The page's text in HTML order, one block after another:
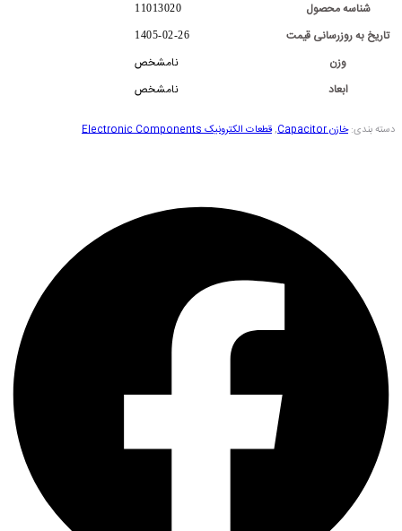
شناسه محصول 11013020
تاریخ به روزرسانی قیمت 1405-02-26
وزن
نامشخص
ابعاد
نامشخص
دسته بندی:خازن Capacitor ,قطعات الکترونیک Electronic Components